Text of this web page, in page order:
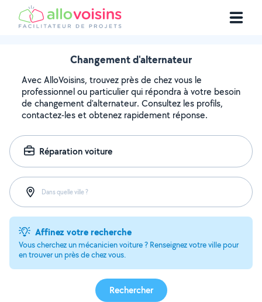
Changement d'alternateur
Avec AlloVoisins, trouvez près de chez vous le
professionnel ou particulier qui répondra à votre besoin
de changement d'alternateur. Consultez les profils,
contactez-les et obtenez rapidement réponse.
Réparation voiture
Dans quelle ville ?
Affinez votre recherche
Vous cherchez un mécanicien voiture ? Renseignez votre ville pour
en trouver un près de chez vous.
Rechercher